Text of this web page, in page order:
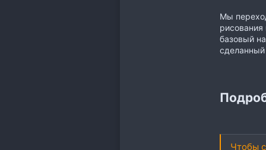
Мы
базовый
Чтобы